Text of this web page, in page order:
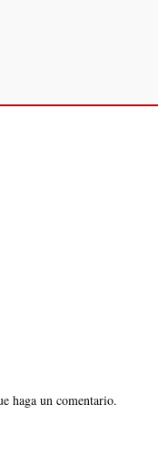
haga un comentario.